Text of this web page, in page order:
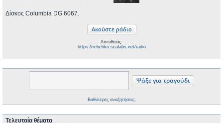
Δίσκος Columbia DG 6067.
Απευθείας:
https://rebetiko.sealabs.net/radio
Βαθύτερες αναζητήσεις;
Τελευταία θέματα